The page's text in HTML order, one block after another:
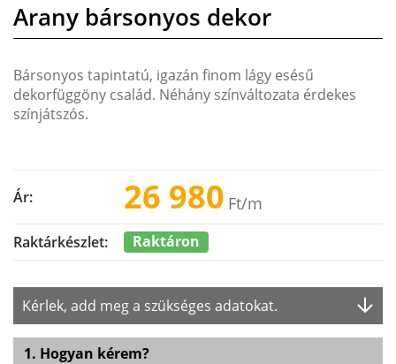
Arany bársonyos dekor
Bársonyos tapintatú, igazán finom lágy esésű
dekorfüggöny család. Néhány színváltozata érdekes
színjátszós.
Ár: 26 980 Ft/m
Raktárkészlet: Raktáron
Kérlek, add meg a szükséges adatokat.
1. Hogyan kérem?